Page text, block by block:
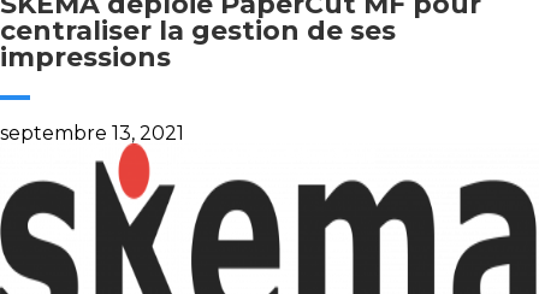
centraliser la gestion de ses
impressions
septembre 13, 2021